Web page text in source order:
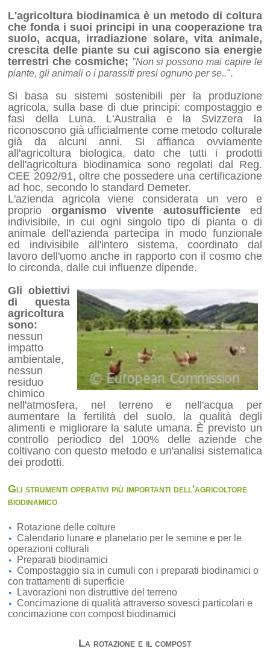
L'agricoltura biodinamica è un metodo di coltura
che fonda i suoi principi in una cooperazione tra
suolo, acqua, irradiazione solare, vita animale,
crescita delle piante su cui agiscono sia energie
terrestri che cosmiche; "Non si possono mai capire le
piante, gli animali o i parassiti presi ognuno per se..".
Si basa su sistemi sostenibili per la produzione
agricola, sulla base di due principi: compostaggio e
fasi della Luna. L'Australia e la Svizzera la
riconoscono già ufficialmente come metodo colturale
già da alcuni anni. Si affianca ovviamente
all'agricoltura biologica, dato che tutti i prodotti
dell'agricoltura biodinamica sono regolati dal Reg.
CEE 2092/91, oltre che possedere una certificazione
ad hoc, secondo lo standard Demeter.
L'azienda agricola viene considerata un vero e
proprioorganismo vivente autosufficienteed
indivisibile, in cui ogni singolo tipo di pianta o di
animale dell'azienda partecipa in modo funzionale
ed indivisibile all'intero sistema, coordinato dal
lavoro dell'uomo anche in rapporto con il cosmo che
lo circonda, dalle cui influenze dipende.
Gli obiettivi
di questa
agricoltura
sono:
nessun
impatto
ambientale,
nessun
residuo
chimico
nell'atmosfera, nel terreno e nell'acqua per
aumentare la fertilità del suolo, la qualità degli
alimenti e migliorare la salute umana. È previsto un
controllo periodico del 100% delle aziende che
coltivano con questo metodo e un'analisi sistematica
dei prodotti.
Gli strumenti operativi più importanti dell'agricoltore
biodinamico
Rotazione delle colture
Calendario lunare e planetario per le semine e per le
operazioni colturali
Preparati biodinamici
Compostaggio sia in cumuli con i preparati biodinamici o
con trattamenti di superficie
Lavorazioni non distruttive del terreno
Concimazione di qualità attraverso sovesci particolari e
concimazione con compost biodinamici
La rotazione e il compost